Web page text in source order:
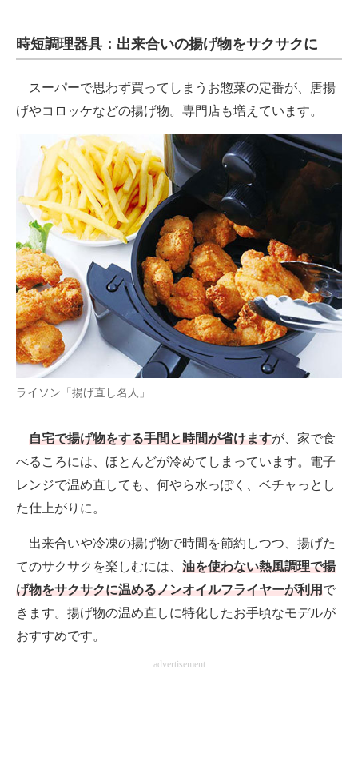
時短調理器具：出来合いの揚げ物をサクサクに
スーパーで思わず買ってしまうお惣菜の定番が、唐揚
げやコロッケなどの揚げ物。専門店も増えています。
ライソン「揚げ直し名人」
自宅で揚げ物をする手間と時間が省けますが、家で食
べるころには、ほとんどが冷めてしまっています。電子
レンジで温め直しても、何やら水っぽく、ベチャっとし
た仕上がりに。
出来合いや冷凍の揚げ物で時間を節約しつつ、揚げた
てのサクサクを楽しむには、 油を使わない熱風調理で揚
げ物をサクサクに温めるノンオイルフライヤーが利用で
きます。揚げ物の温め直しに特化したお手頃なモデルが
おすすめです。
advertisement